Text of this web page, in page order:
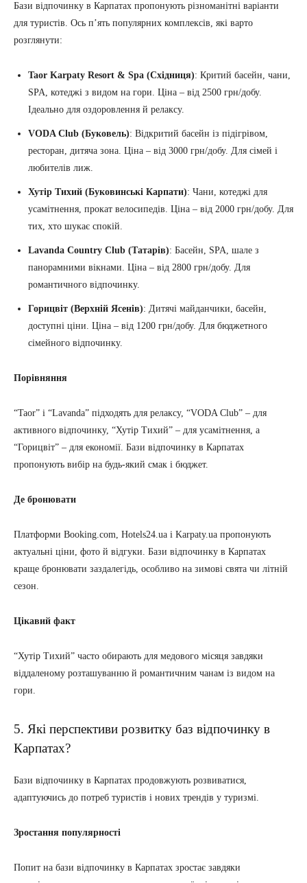
Бази відпочинку в Карпатах пропонують різноманітні варіанти
для туристів. Ось п’ять популярних комплексів, які варто
розглянути:
Taor Karpaty Resort & Spa (Східниця): Критий басейн, чани,
SPA, котеджі з видом на гори. Ціна – від 2500 грн/добу.
Ідеально для оздоровлення й релаксу.
VODA Club (Буковель): Відкритий басейн із підігрівом,
ресторан, дитяча зона. Ціна – від 3000 грн/добу. Для сімей і
любителів лиж.
Хутір Тихий (Буковинські Карпати): Чани, котеджі для
усамітнення, прокат велосипедів. Ціна – від 2000 грн/добу. Для
тих, хто шукає спокій.
Lavanda Country Club (Татарів): Басейн, SPA, шале з
панорамними вікнами. Ціна – від 2800 грн/добу. Для
романтичного відпочинку.
Горицвіт (Верхній Ясенів): Дитячі майданчики, басейн,
доступні ціни. Ціна – від 1200 грн/добу. Для бюджетного
сімейного відпочинку.
Порівняння
“Taor” і “Lavanda” підходять для релаксу, “VODA Club” – для
активного відпочинку, “Хутір Тихий” – для усамітнення, а
“Горицвіт” – для економії. Бази відпочинку в Карпатах
пропонують вибір на будь-який смак і бюджет.
Де бронювати
Платформи Booking.com, Hotels24.ua і Karpaty.ua пропонують
актуальні ціни, фото й відгуки. Бази відпочинку в Карпатах
краще бронювати заздалегідь, особливо на зимові свята чи літній
сезон.
Цікавий факт
“Хутір Тихий” часто обирають для медового місяця завдяки
віддаленому розташуванню й романтичним чанам із видом на
гори.
5. Які перспективи розвитку баз відпочинку в
Карпатах?
Бази відпочинку в Карпатах продовжують розвиватися,
адаптуючись до потреб туристів і нових трендів у туризмі.
Зростання популярності
Попит на бази відпочинку в Карпатах зростає завдяки